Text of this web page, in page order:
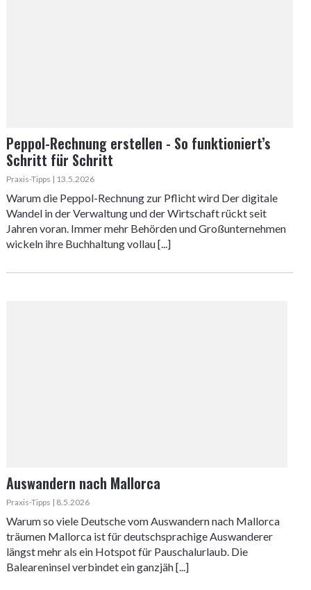
Peppol-Rechnung erstellen - So funktioniert’s
Schritt für Schritt
Praxis-Tipps | 13.5.2026
Warum die Peppol-Rechnung zur Pflicht wird Der digitale
Wandel in der Verwaltung und der Wirtschaft rückt seit
Jahren voran. Immer mehr Behörden und Großunternehmen
wickeln ihre Buchhaltung vollau [...]
Auswandern nach Mallorca
Praxis-Tipps | 8.5.2026
Warum so viele Deutsche vom Auswandern nach Mallorca
träumen Mallorca ist für deutschsprachige Auswanderer
längst mehr als ein Hotspot für Pauschalurlaub. Die
Baleareninsel verbindet ein ganzjäh [...]